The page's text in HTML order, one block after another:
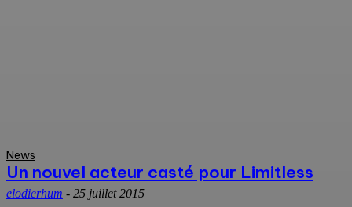
News
Un nouvel acteur casté pour Limitless
elodierhum - 25 juillet 2015